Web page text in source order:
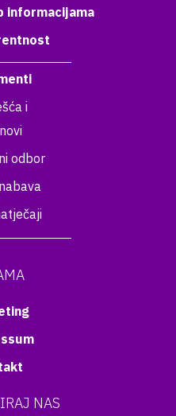
informacijama
i
odbor
NAS